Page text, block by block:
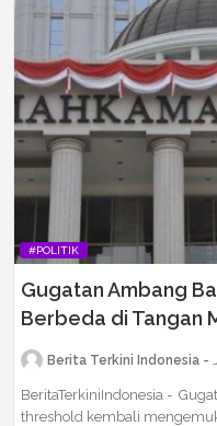
#POLITIK
Gugatan Ambang
Berbeda di Tangan
Berita Terkini Indonesia
BeritaTerkiniIndonesia -
threshold kembali